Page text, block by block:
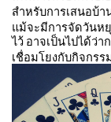
m
สำหรับการเสนอบ้
แม้จะมีการจัดวันห
ไว้ อาจเป็นไปได้ว่
เชื่อมโยงกับกิจกร